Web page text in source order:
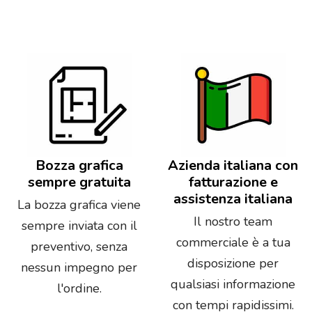
Bozza grafica
sempre gratuita
La bozza grafica viene
sempre inviata con il
preventivo, senza
nessun impegno per
l'ordine.
Azienda italiana con
fatturazione e
assistenza italiana
Il nostro team
commerciale è a tua
disposizione per
qualsiasi informazione
con tempi rapidissimi.